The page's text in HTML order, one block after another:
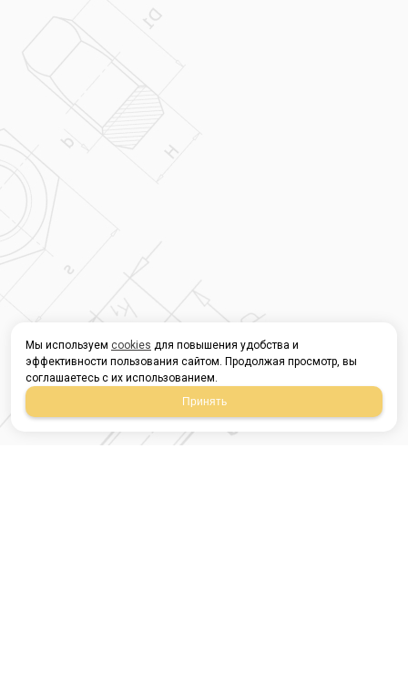
Мы используем cookies для повышения удобства и
эффективности пользования сайтом. Продолжая просмотр, вы
соглашаетесь с их использованием.
Принять